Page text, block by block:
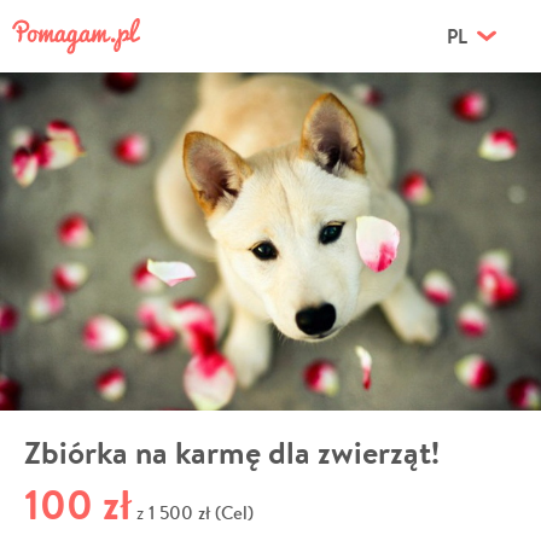
PL
Zbiórka na karmę dla zwierząt!
100 zł z 1 500 zł (Cel)